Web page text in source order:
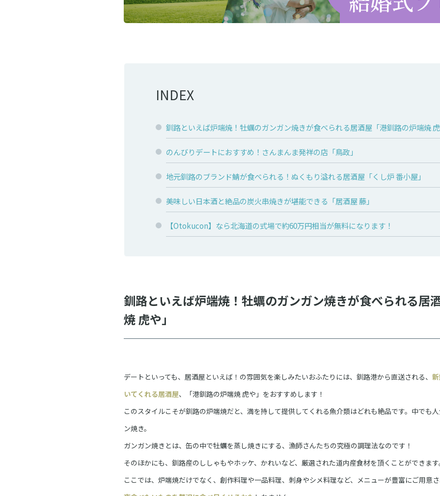
INDEX
釧路といえば炉端焼！牡蠣のガンガン焼きが食べられる居酒屋「港釧路の炉端焼 虎
のんびりデートにおすすめ！さんまんま発祥の店「鳥政」
地元釧路のブランド鯖が食べられる！ぬくもり溢れる居酒屋「くし炉 番小屋」
美味しい日本酒と絶品の炭火串焼きが堪能できる「居酒屋 藤」
【Otokucon】なら北海道の式場で約60万円相当が無料になります！
釧路といえば炉端焼！牡蠣のガンガン焼きが食べられる居
焼 虎や」
デートといっても、居酒屋といえば！の雰囲気を楽しみたいおふたりには、釧路港から直送される、
いてくれる居酒屋、「港釧路の炉端焼 虎や」をおすすめします！
このスタイルこそが釧路の炉端焼だと、満を持して提供してくれる魚介類はどれも絶品です。中でも
ン焼き。
ガンガン焼きとは、缶の中で牡蠣を蒸し焼きにする、漁師さんたちの究極の調理法なのです！
そのほかにも、釧路産のししゃもやホッケ、かれいなど、厳選された道内産食材を頂くことができます
ここでは、炉端焼だけでなく、創作料理や一品料理、刺身やシメ料理など、メニューが豊富にご用意さ